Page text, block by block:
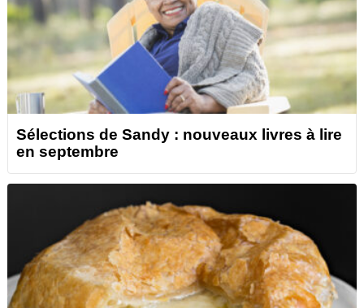
Sélections de Sandy : nouveaux livres à lire
en septembre